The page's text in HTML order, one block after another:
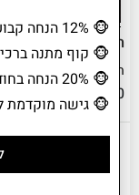
תיק גב גדול SEOUL
תיק גב גדול עם תא למחשב
629.00
🐵
🐵 קוף מתנה
🐵
🐵 גישה מוקדמת